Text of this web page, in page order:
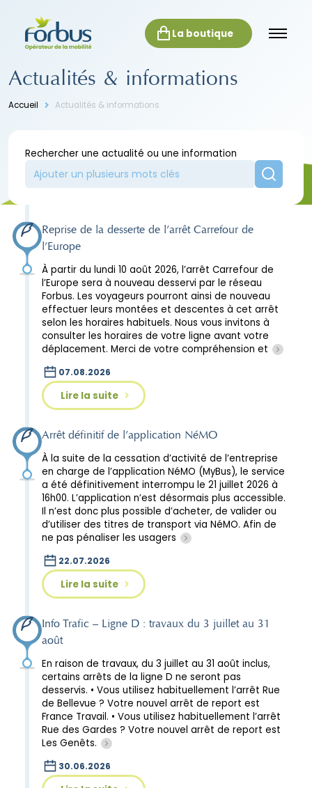
La boutique
Actualités & informations
Accueil Actualités & informations
Rechercher une actualité ou une information
Reprise de la desserte de l’arrêt Carrefour de
l’Europe
À partir du lundi 10 août 2026, l’arrêt Carrefour de
l’Europe sera à nouveau desservi par le réseau
Forbus. Les voyageurs pourront ainsi de nouveau
effectuer leurs montées et descentes à cet arrêt
selon les horaires habituels. Nous vous invitons à
consulter les horaires de votre ligne avant votre
déplacement. Merci de votre compréhension et
Lire la suite
07.08.2026
Arrêt définitif de l’application NéMO
À la suite de la cessation d’activité de l’entreprise
en charge de l’application NéMO (MyBus), le service
a été définitivement interrompu le 21 juillet 2026 à
16h00. L’application n’est désormais plus accessible.
Il n’est donc plus possible d’acheter, de valider ou
d’utiliser des titres de transport via NéMO. Afin de
ne pas pénaliser les usagers
Lire la suite
22.07.2026
Info Trafic – Ligne D : travaux du 3 juillet au 31
août
En raison de travaux, du 3 juillet au 31 août inclus,
certains arrêts de la ligne D ne seront pas
desservis. • Vous utilisez habituellement l’arrêt Rue
de Bellevue ? Votre nouvel arrêt de report est
France Travail. • Vous utilisez habituellement l’arrêt
Rue des Gardes ? Votre nouvel arrêt de report est
Les Genêts.
30.06.2026